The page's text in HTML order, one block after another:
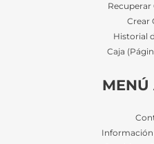
Recuperar
Crear
Historial
Caja
MENÚ